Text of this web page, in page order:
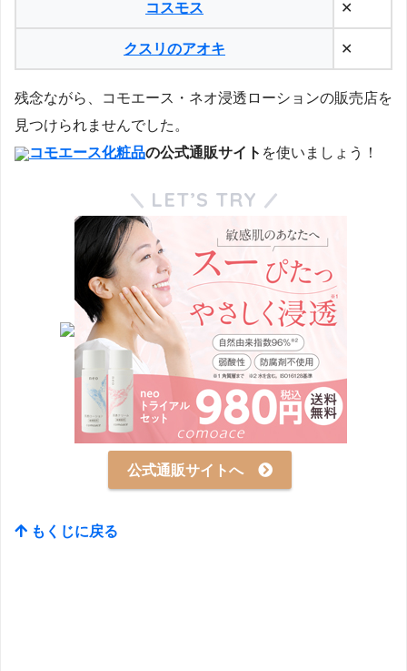
コスモス ✕
クスリのアオキ ✕
残念ながら、コモエース・ネオ浸透ローションの販売店を
見つけられませんでした。
コモエース化粧品の公式通販サイト を使いましょう！
LET’S TRY
公式通販サイトへ
もくじに戻る